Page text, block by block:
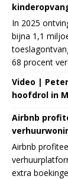
In 2025
bijna 1,1
68 procent
Video |
hoofdrol in
Airbnb
Airbnb
extra